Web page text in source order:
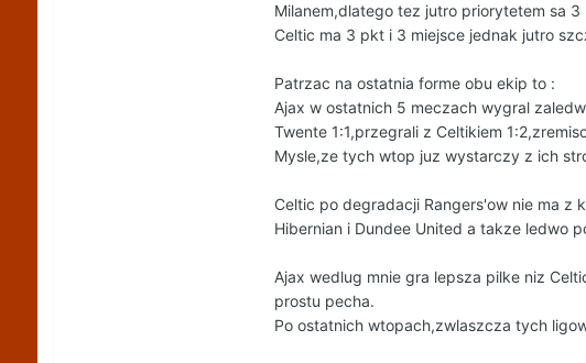
Milanem,dlatego tez jutro priorytetem sa 3
Celtic ma 3 pkt i 3 miejsce jednak jutro
Patrzac na ostatnia forme obu ekip to :
Ajax w ostatnich 5 meczach wygral
Twente 1:1,przegrali z Celtikiem
Mysle,ze tych wtop juz wystarczy z ich
Celtic po degradacji Rangers'ow nie ma z
Hibernian i Dundee United a takze ledwo
Ajax wedlug mnie gra lepsza pilke niz
prostu pecha.
Po ostatnich wtopach,zwlaszcza tych